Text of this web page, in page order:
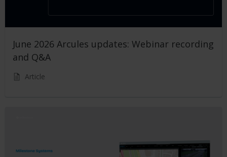
June 2026 Arcules updates: Webinar recording
and Q&A
Article